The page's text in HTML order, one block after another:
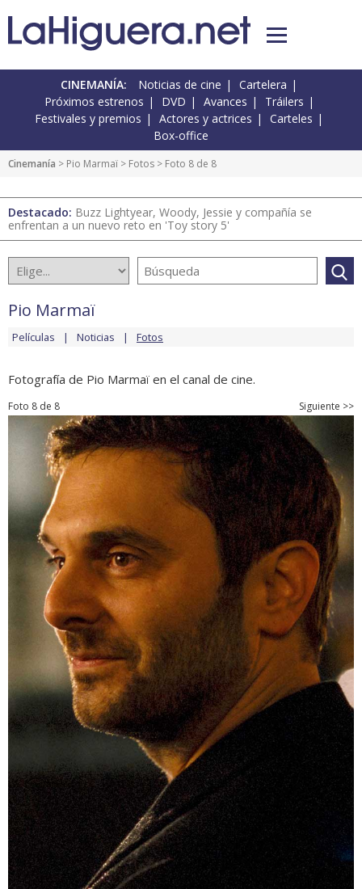
CINEMANÍA: Noticias de cine
Cartelera
Próximos estrenos
DVD Avances
Tráilers
Festivales y premios
Actores y actrices
Carteles
Box-office
Cinemanía > Pio Marmaï > Fotos > Foto 8 de 8
Destacado: Buzz Lightyear, Woody, Jessie y compañía se
enfrentan a un nuevo reto en 'Toy story 5'
Pio Marmaï
Películas Noticias Fotos
Fotografía de Pio Marmaï en el canal de cine.
Foto 8 de 8 Siguiente >>